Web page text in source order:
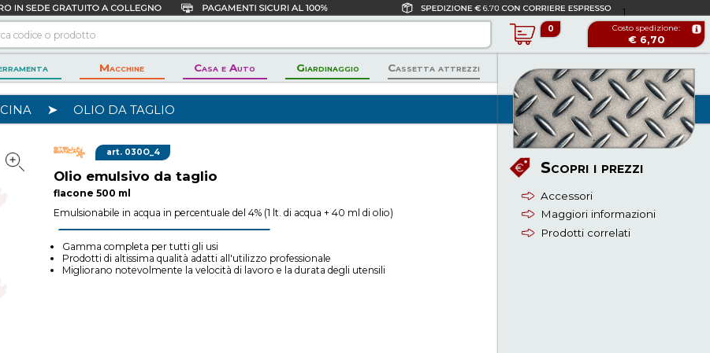
1
0 Costo spedizione:
€ 6,70
a partire da € 122,00!
Macchine Casa e Auto Giardinaggio Cassetta attrezzi
➤ OLIO DA TAGLIO
030O_4
Olio emulsivo da taglio
flacone 500 ml
Emulsionabile in acqua in percentuale del 4% (1 lt. di acqua + 40 ml di olio)
Gamma completa per tutti gli usi
Prodotti di altissima qualità adatti all'utilizzo professionale
Migliorano notevolmente la velocità di lavoro e la durata degli utensili
Scopri i prezzi
Accessori
Maggiori informazioni
Prodotti correlati